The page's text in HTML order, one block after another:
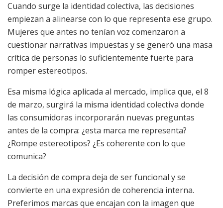
Cuando surge la identidad colectiva, las decisiones
empiezan a alinearse con lo que representa ese grupo.
Mujeres que antes no tenían voz comenzaron a
cuestionar narrativas impuestas y se generó una masa
crítica de personas lo suficientemente fuerte para
romper estereotipos.
Esa misma lógica aplicada al mercado, implica que, el 8
de marzo, surgirá la misma identidad colectiva donde
las consumidoras incorporarán nuevas preguntas
antes de la compra: ¿esta marca me representa?
¿Rompe estereotipos? ¿Es coherente con lo que
comunica?
La decisión de compra deja de ser funcional y se
convierte en una expresión de coherencia interna.
Preferimos marcas que encajan con la imagen que